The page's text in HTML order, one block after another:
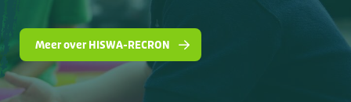
Meer over HISWA-RECRON